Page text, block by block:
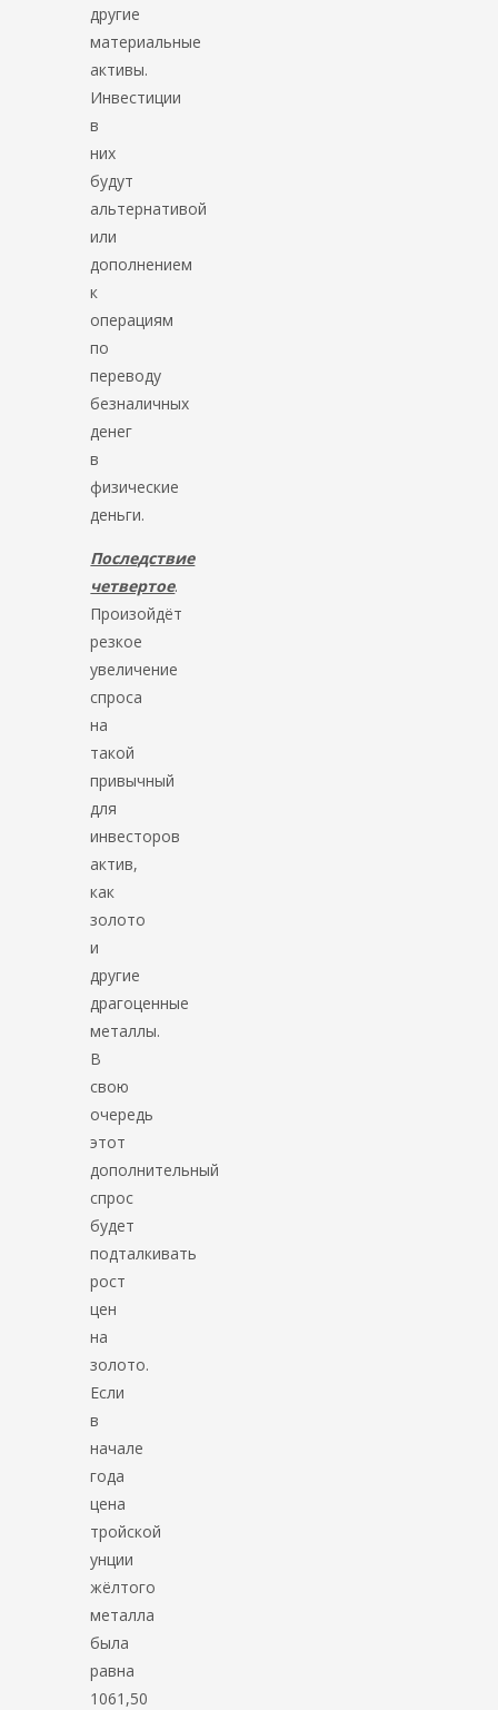
другие
материальные
активы.
Инвестиции
в
них
будут
альтернативой
или
дополнением
к
операциям
по
переводу
безналичных
денег
в
физические
деньги.
Последствие
четвертое.
Произойдёт
резкое
увеличение
спроса
на
такой
привычный
для
инвесторов
актив,
как
золото
и
другие
драгоценные
металлы.
В
свою
очередь
этот
дополнительный
спрос
будет
подталкивать
рост
цен
на
золото.
Если
в
начале
года
цена
тройской
унции
жёлтого
металла
была
равна
1061,50